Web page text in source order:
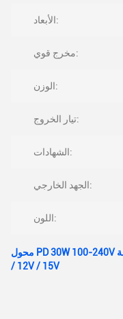
الأبعاد:
مخرج قوي:
الوزن:
تيار الخروج:
الشهادات:
الجهد الخارجي:
اللون:
محول PD 30W 100-240V توصيل الطاقة FCC CE RoHS معتمد 5V / 9V
/ 12V / 15V